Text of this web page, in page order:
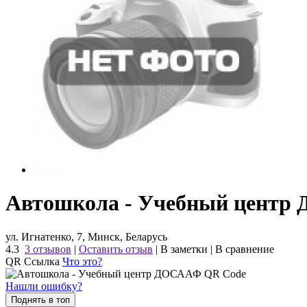
Автошкола - Учебный
ул. Игнатенко, 7, Минск, Беларусь
4.3 3 отзывов | Оставить отзыв | В заметки | В сравнение
QR Ссылка Что это?
Нашли ошибку?
Поднять в топ